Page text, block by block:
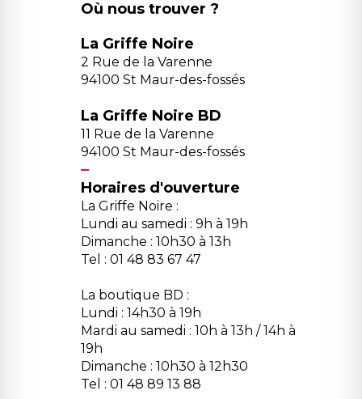
Où nous trouver ?
La Griffe Noire
2 Rue de la Varenne
94100 St Maur-des-fossés
La Griffe Noire BD
11 Rue de la Varenne
94100 St Maur-des-fossés
Horaires d'ouverture
La Griffe Noire :
Lundi au samedi : 9h à 19h
Dimanche : 10h30 à 13h
Tel : 01 48 83 67 47
La boutique BD :
Lundi : 14h30 à 19h
Mardi au samedi : 10h à 13h / 14h à
19h
Dimanche : 10h30 à 12h30
Tel : 01 48 89 13 88